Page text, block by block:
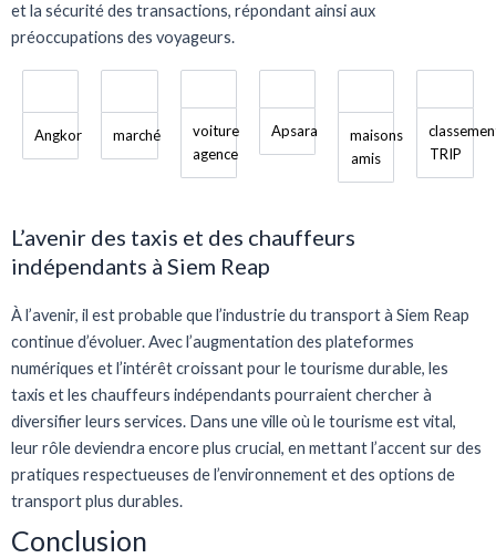
et la sécurité des transactions, répondant ainsi aux
préoccupations des voyageurs.
Angkor marché
voiture
agence
Apsara
maisons
amis
TRIP
L’avenir des taxis et des chauffeurs
indépendants à Siem Reap
À l’avenir, il est probable que l’industrie du transport à Siem Reap
continue d’évoluer. Avec l’augmentation des plateformes
numériques et l’intérêt croissant pour le tourisme durable, les
taxis et les chauffeurs indépendants pourraient chercher à
diversifier leurs services. Dans une ville où le tourisme est vital,
leur rôle deviendra encore plus crucial, en mettant l’accent sur des
pratiques respectueuses de l’environnement et des options de
transport plus durables.
Conclusion